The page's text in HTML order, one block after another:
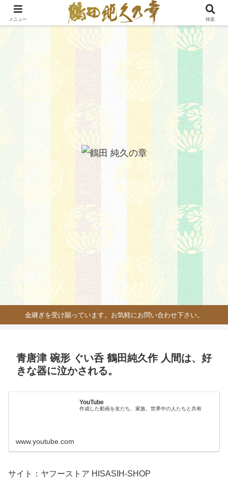
金継ぎを受け賜っています。お気軽にお問い合わせ下さい。
青唐津 碗形 ぐい呑 鶴田純久作 人間は、好
きな器に泣かされる。
YouTube
作成した動画を友だち、家族、世界中の人たちと共有
www.youtube.com
サイト：ヤフーストア HISASIH-SHOP
メニュー 検索